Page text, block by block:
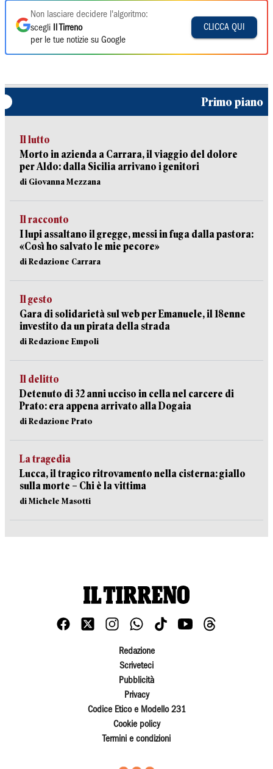
Non lasciare decidere l'algoritmo:
scegli
Il Tirreno
per le tue notizie su Google
CLICCA QUI
Primo piano
Il lutto
Morto in azienda a Carrara, il viaggio del dolore
per Aldo: dalla Sicilia arrivano i genitori
di Giovanna Mezzana
Il racconto
I lupi assaltano il gregge, messi in fuga dalla pastora:
«Così ho salvato le mie pecore»
di Redazione Carrara
Il gesto
Gara di solidarietà sul web per Emanuele, il 18enne
investito da un pirata della strada
di Redazione Empoli
Il delitto
Detenuto di 32 anni ucciso in cella nel carcere di
Prato: era appena arrivato alla Dogaia
di Redazione Prato
La tragedia
Lucca, il tragico ritrovamento nella cisterna: giallo
sulla morte – Chi è la vittima
di Michele Masotti
Redazione
Scriveteci
Pubblicità
Privacy
Codice Etico e Modello 231
Cookie policy
Termini e condizioni